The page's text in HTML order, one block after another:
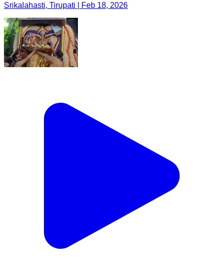
Srikalahasti, Tirupati | Feb 18, 2026